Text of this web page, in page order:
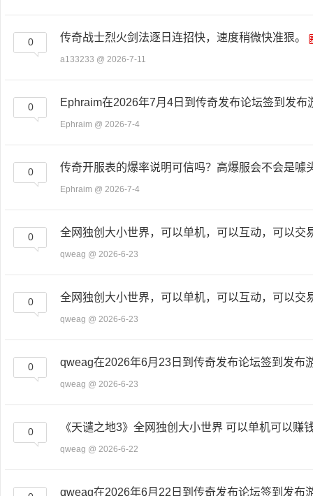
坛
0 传奇战士烈火剑法逐日连招快，速度稍微快准狠。
a133233 @ 2026-7-11
0 Ephraim在2026年7月4日到传奇发布论坛签到发布
Ephraim @ 2026-7-4
0 传奇开服表的爆率说明可信吗？高爆服会不会是噱
Ephraim @ 2026-7-4
0 全网独创大小世界，可以单机，可以互动，可以交
qweag @ 2026-6-23
0 全网独创大小世界，可以单机，可以互动，可以交
qweag @ 2026-6-23
0 qweag在2026年6月23日到传奇发布论坛签到发布
qweag @ 2026-6-23
0 《天谴之地3》全网独创大小世界 可以单机可以赚
qweag @ 2026-6-22
qweag在2026年6月22日到传奇发布论坛签到发布